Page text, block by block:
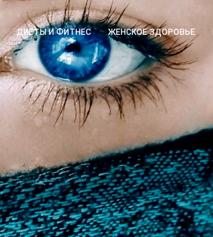
ДИЕТЫ И ФИТНЕС ЖЕНСКОЕ ЗДОРОВЬЕ